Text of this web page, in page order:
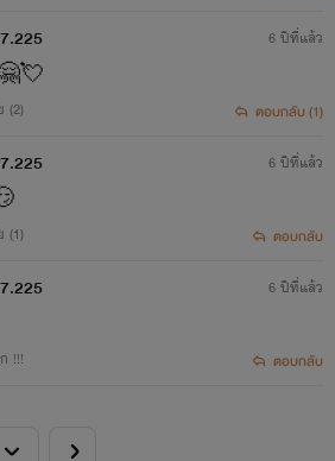
งสรรค์เป็นผู้มีลิขสิทธิ์ในงานที่ตนได้
ไขดังต่อไปนี้
ด้มีการโฆษณางานผู้สร้างสรรค์ต้องเป็นผู้
ราชอาณาจักรหรือเป็นผู้มี สัญชาติหรือ
าคีแห่งอนุสัญญาว่าด้วยการ คุ้มครอง
นภาคีอยู่ด้วยตลอดระยะเวลาหรือ เป็น
ค์งาน นั้น
าชอาณาจักรหรือในประเทศที่เป็น ภาคี
(2)
6 ปีที่แล้ว
ตอบกลับ (1)
(1)
6 ปีที่แล้ว
ตอบกลับ
!!!
6 ปีที่แล้ว
ตอบกลับ